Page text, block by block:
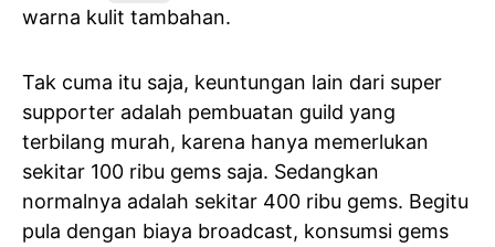
warna kulit tambahan.
Tak cuma itu saja, keuntungan lain dari super
supporter adalah pembuatan guild yang
terbilang murah, karena hanya memerlukan
sekitar 100 ribu gems saja. Sedangkan
normalnya adalah sekitar 400 ribu gems. Begitu
pula dengan biaya broadcast, konsumsi gems